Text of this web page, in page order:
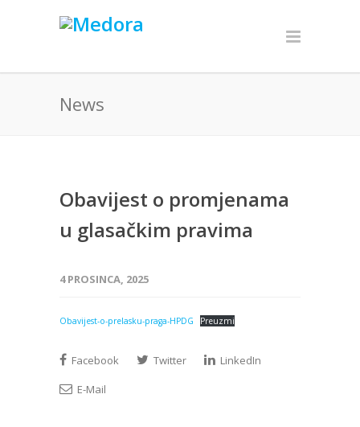
News
Obavijest o promjenama
u glasačkim pravima
4 PROSINCA, 2025
Obavijest-o-prelasku-praga-HPDG Preuzmi
Facebook Twitter
LinkedIn
E-Mail